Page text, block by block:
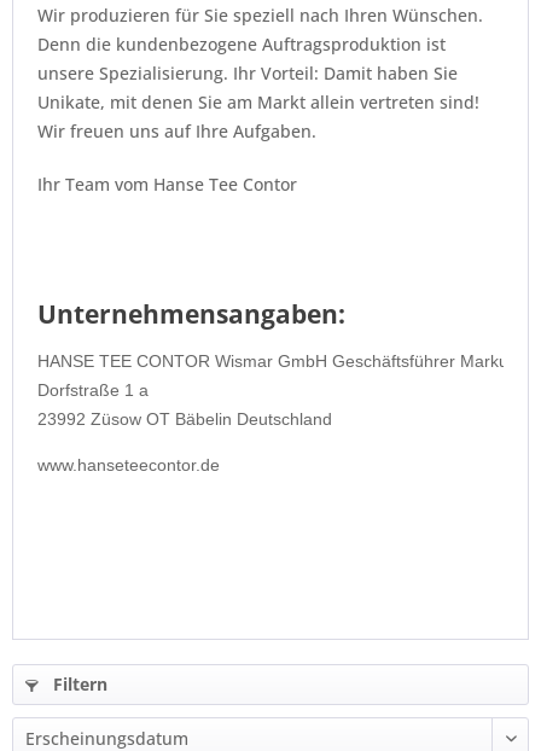
Wir produzieren für Sie speziell nach Ihren Wünschen.
Denn die kundenbezogene Auftragsproduktion ist
unsere Spezialisierung. Ihr Vorteil: Damit haben Sie
Unikate, mit denen Sie am Markt allein vertreten sind!
Wir freuen uns auf Ihre Aufgaben.
Ihr Team vom Hanse Tee Contor
Unternehmensangaben:
HANSE TEE CONTOR Wismar GmbH Geschäftsführer Markus
Dorfstraße 1 a
23992 Züsow OT Bäbelin Deutschland
www.hanseteecontor.de
Filtern